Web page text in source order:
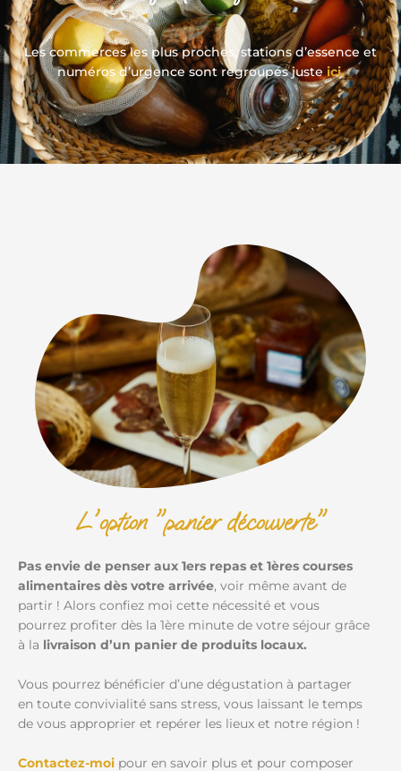
Les commerces les plus proches, stations d’essence et
numéros d’urgence sont regroupés juste ici.
L'option "panier découverte"
Pas envie de penser aux 1ers repas et 1ères courses
alimentaires dès votre arrivée, voir même avant de
partir ! Alors confiez moi cette nécessité et vous
pourrez profiter dès la 1ère minute de votre séjour grâce
à la livraison d’un panier de produits locaux.
Vous pourrez bénéficier d’une dégustation à partager
en toute convivialité sans stress, vous laissant le temps
de vous approprier et repérer les lieux et notre région !
Contactez-moi pour en savoir plus et pour composer